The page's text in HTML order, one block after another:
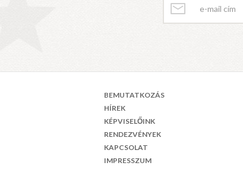
BEMUTATKOZÁS
HÍREK
KÉPVISELŐINK
RENDEZVÉNYEK
KAPCSOLAT
IMPRESSZUM